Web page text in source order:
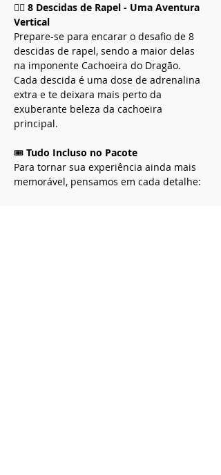
🧗‍♂️ 8 Descidas de Rapel - Uma Aventura
Vertical
Prepare-se para encarar o desafio de 8
descidas de rapel, sendo a maior delas
na imponente Cachoeira do Dragão.
Cada descida é uma dose de adrenalina
extra e te deixara mais perto da
exuberante beleza da cachoeira
principal.
🎟️ Tudo Incluso no Pacote
Para tornar sua experiência ainda mais
memorável, pensamos em cada detalhe: